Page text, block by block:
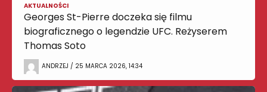
AKTUALNOŚCI
Georges St-Pierre doczeka się filmu
biograficznego o legendzie UFC. Reżyserem
Thomas Soto
ANDRZEJ / 25 MARCA 2026, 14:34